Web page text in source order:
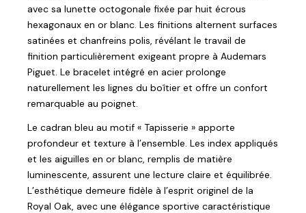
avec sa lunette octogonale fixée par huit écrous
hexagonaux en or blanc. Les finitions alternent surfaces
satinées et chanfreins polis, révélant le travail de
finition particulièrement exigeant propre à Audemars
Piguet. Le bracelet intégré en acier prolonge
naturellement les lignes du boîtier et offre un confort
remarquable au poignet.
Le cadran bleu au motif « Tapisserie » apporte
profondeur et texture à l’ensemble. Les index appliqués
et les aiguilles en or blanc, remplis de matière
luminescente, assurent une lecture claire et équilibrée.
L’esthétique demeure fidèle à l’esprit originel de la
Royal Oak, avec une élégance sportive caractéristique